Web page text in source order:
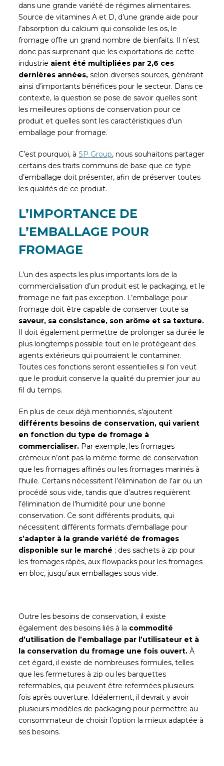
dans une grande variété de régimes alimentaires.
Source de vitamines A et D, d’une grande aide pour
l’absorption du calcium qui consolide les os, le
fromage offre un grand nombre de bienfaits. Il n’est
donc pas surprenant que les exportations de cette
industrie aient été multipliées par 2,6 ces
dernières années, selon diverses sources, générant
ainsi d’importants bénéfices pour le secteur. Dans ce
contexte, la question se pose de savoir quelles sont
les meilleures options de conservation pour ce
produit et quelles sont les caractéristiques d’un
emballage pour fromage.
C’est pourquoi, àSP Group, nous souhaitons partager
certains des traits communs de base que ce type
d’emballage doit présenter, afin de préserver toutes
les qualités de ce produit.
L’IMPORTANCE DE
L’EMBALLAGE POUR
FROMAGE
L’un des aspects les plus importants lors de la
commercialisation d’un produit est le packaging, et le
fromage ne fait pas exception. L’emballage pour
fromage doit être capable de conserver toute sa
saveur, sa consistance, son arôme et sa texture.
Il doit également permettre de prolonger sa durée le
plus longtemps possible tout en le protégeant des
agents extérieurs qui pourraient le contaminer.
Toutes ces fonctions seront essentielles si l’on veut
que le produit conserve la qualité du premier jour au
fil du temps.
En plus de ceux déjà mentionnés, s’ajoutent
différents besoins de conservation, qui varient
en fonction du type de fromage à
commercialiser. Par exemple, les fromages
crémeux n’ont pas la même forme de conservation
que les fromages affinés ou les fromages marinés à
l’huile. Certains nécessitent l’élimination de l’air ou un
procédé sous vide, tandis que d’autres requièrent
l’élimination de l’humidité pour une bonne
conservation. Ce sont différents produits, qui
nécessitent différents formats d’emballage pour
s’adapter à la grande variété de fromages
disponible sur le marché ; des sachets à zip pour
les fromages râpés, aux flowpacks pour les fromages
en bloc, jusqu’aux emballages sous vide.
Outre les besoins de conservation, il existe
également des besoins liés à la commodité
d’utilisation de l’emballage par l’utilisateur et à
la conservation du fromage une fois ouvert. À
cet égard, il existe de nombreuses formules, telles
que les fermetures à zip ou les barquettes
refermables, qui peuvent être refermées plusieurs
fois après ouverture. Idéalement, il devrait y avoir
plusieurs modèles de packaging pour permettre au
consommateur de choisir l’option la mieux adaptée à
ses besoins.